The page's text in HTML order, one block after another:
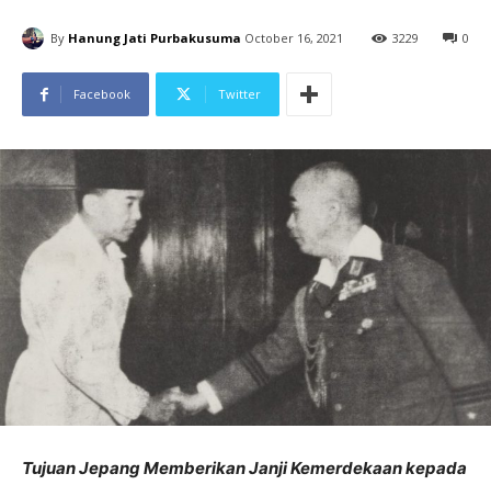
By Hanung Jati Purbakusuma October 16, 2021 0
3229
Facebook Twitter
Tujuan Jepang Memberikan Janji Kemerdekaan kepada